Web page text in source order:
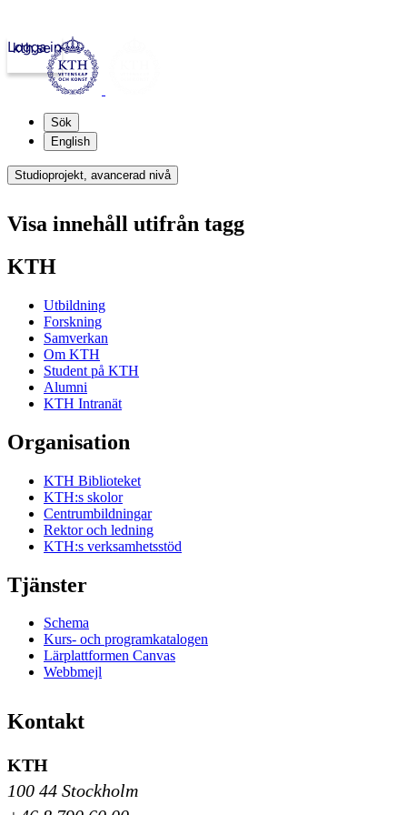
kth.se
Logga in
Sök
English
Studioprojekt, avancerad nivå
Visa innehåll utifrån tagg
KTH
Utbildning
Forskning
Samverkan
Om KTH
Student på KTH
Alumni
KTH Intranät
Organisation
KTH Biblioteket
KTH:s skolor
Centrumbildningar
Rektor och ledning
KTH:s verksamhetsstöd
Tjänster
Schema
Kurs- och programkatalogen
Lärplattformen Canvas
Webbmejl
Kontakt
KTH
100 44 Stockholm